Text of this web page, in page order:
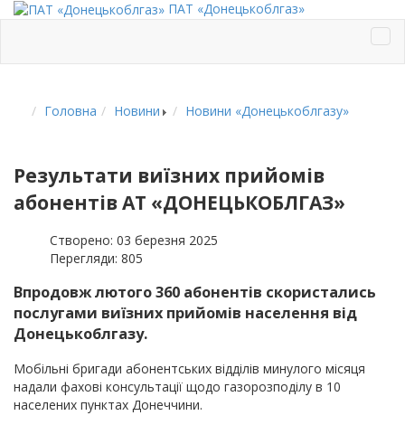
ПАТ «Донецькоблгаз»
Головна Новини Новини «Донецькоблгазу»
Результати виїзних прийомів
абонентів АТ «ДОНЕЦЬКОБЛГАЗ»
Створено: 03 березня 2025
Перегляди: 805
Впродовж лютого 360 абонентів скористались
послугами виїзних прийомів населення від
Донецькоблгазу.
Мобільні бригади абонентських відділів минулого місяця
надали фахові консультації щодо газорозподілу в 10
населених пунктах Донеччини.